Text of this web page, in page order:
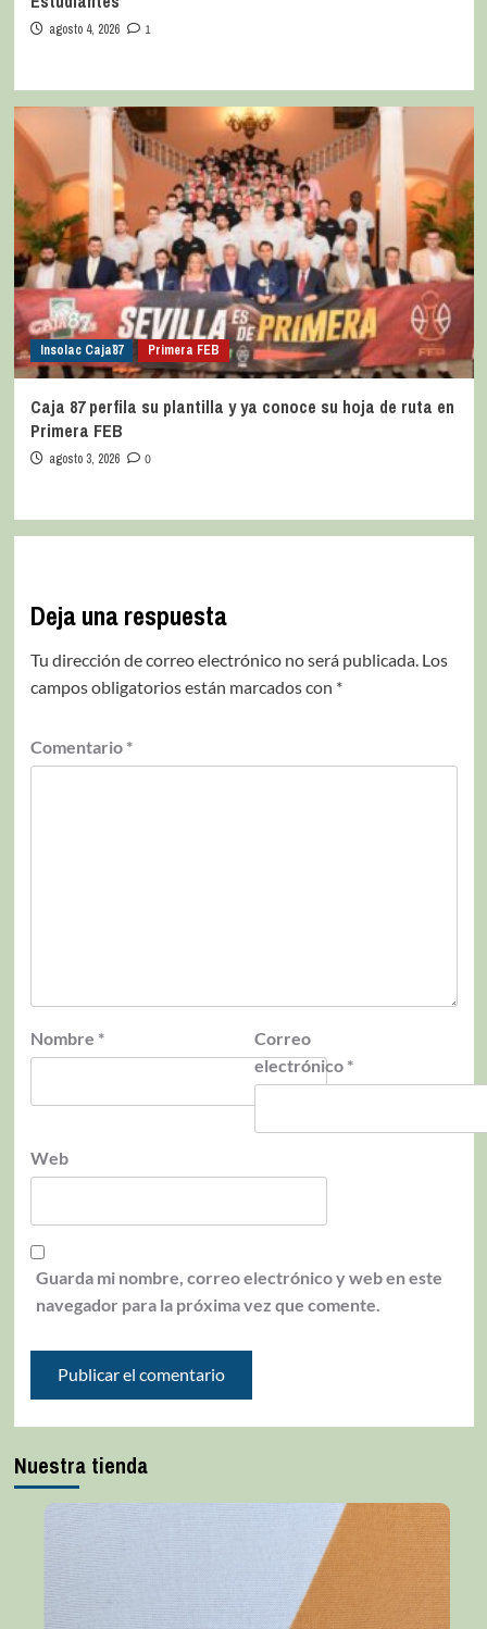
agosto 4, 2026 1
Insolac Caja´87 Primera FEB
Caja 87 perfila su plantilla y ya conoce su hoja de ruta en
Primera FEB
agosto 3, 2026 0
Deja una respuesta
Tu dirección de correo electrónico no será publicada. Los
campos obligatorios están marcados con *
Comentario *
Nombre *
Correo
electrónico *
Web
Guarda mi nombre, correo electrónico y web en este
navegador para la próxima vez que comente.
Nuestra tienda